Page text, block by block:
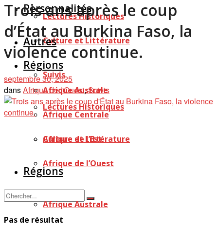
Lectures Historiques
Culture et Littérature
Régions
Afrique Australe
Afrique Centrale
Afrique de l’Est
Afrique de l’Ouest
Pas de résultat
Personnalités
Autres
Suivis
Lectures Historiques
Culture et Littérature
Régions
Afrique Australe
Trois ans après le coup
d’État au Burkina Faso, la
violence continue.
septembre 30, 2025
dansAfrique de l'Ouest,Suivis